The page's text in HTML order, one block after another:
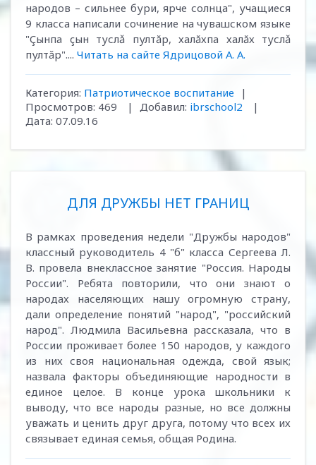
народов – сильнее бури, ярче солнца", учащиеся
9 класса написали сочинение на чувашском языке
"Çынпа çын туслǎ пултăр, халăхпа халăх туслǎ
пултăр".... Читать на сайте Ядрицовой А. А.
Категория: Патриотическое воспитание
|
Просмотров: 469 | Добавил: ibrschool2
|
Дата: 07.09.16
ДЛЯ ДРУЖБЫ НЕТ ГРАНИЦ
В рамках проведения недели "Дружбы народов"
классный руководитель 4 "б" класса Сергеева Л.
В. провела внеклассное занятие "Россия. Народы
России". Ребята повторили, что они знают о
народах населяющих нашу огромную страну,
дали определение понятий "народ", "российский
народ". Людмила Васильевна рассказала, что в
России проживает более 150 народов, у каждого
из них своя национальная одежда, свой язык;
назвала факторы объединяющие народности в
единое целое. В конце урока школьники к
выводу, что все народы разные, но все должны
уважать и ценить друг друга, потому что всех их
связывает единая семья, общая Родина.